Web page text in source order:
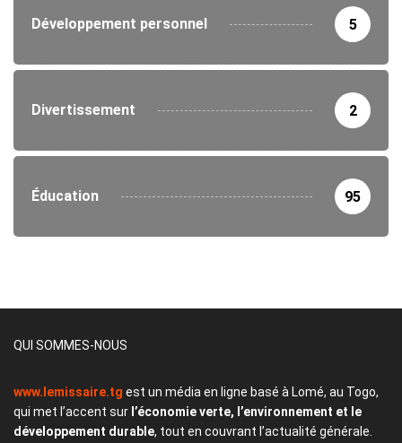
Développement personnel 5
Divertissement 2
Éducation 95
QUI SOMMES-NOUS
www.lemissaire.tg est un média en ligne basé à Lomé, au Togo,
qui met l’accent sur l’économie verte, l’environnement et le
développement durable, tout en couvrant l’actualité générale.